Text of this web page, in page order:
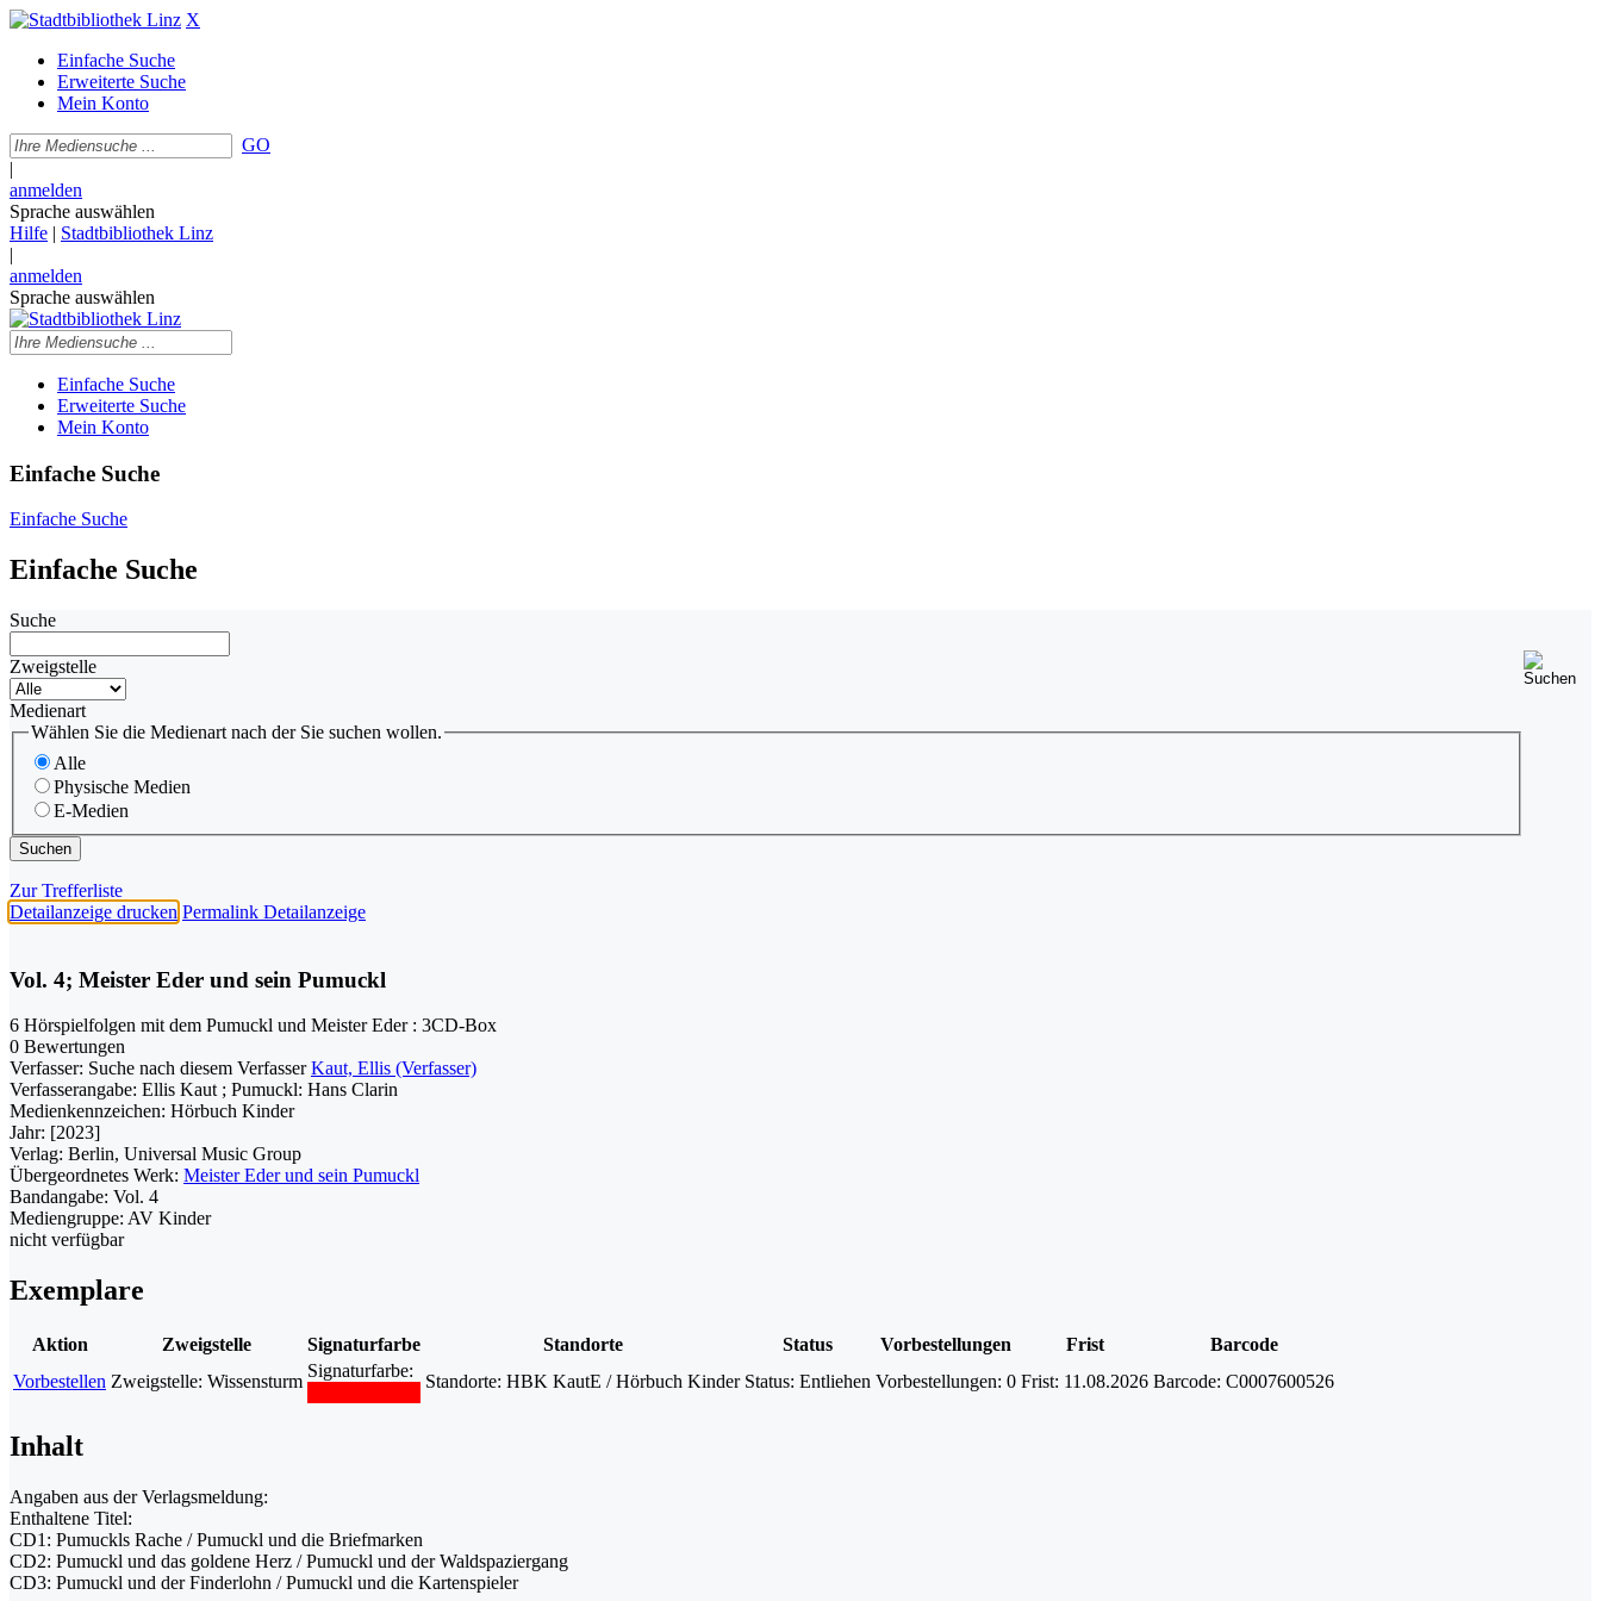
X
Einfache Suche
Erweiterte Suche
Mein Konto
GO
|
anmelden
Sprache auswählen
Hilfe | Stadtbibliothek Linz
|
anmelden
Sprache auswählen
Einfache Suche
Erweiterte Suche
Mein Konto
Einfache Suche
Einfache Suche
Einfache Suche
Suche
Zweigstelle
Medienart
Wählen Sie die Medienart nach der Sie suchen wollen.
Alle
Physische Medien
E-Medien
Zur Trefferliste
Detailanzeige drucken Permalink Detailanzeige
Vol. 4; Meister Eder und sein Pumuckl
6 Hörspielfolgen mit dem Pumuckl und Meister Eder : 3CD-Box
0 Bewertungen
Verfasser: Suche nach diesem Verfasser Kaut, Ellis (Verfasser)
Verfasserangabe: Ellis Kaut ; Pumuckl: Hans Clarin
Medienkennzeichen: Hörbuch Kinder
Jahr: [2023]
Verlag: Berlin, Universal Music Group
Übergeordnetes Werk: Meister Eder und sein Pumuckl
Bandangabe: Vol. 4
Mediengruppe: AV Kinder
nicht verfügbar
Exemplare
Aktion Zweigstelle Signaturfarbe Standorte Status Vorbestellungen Frist
Barcode
Vorbestellen Zweigstelle: Wissensturm
Signaturfarbe:
Standorte: HBK KautE / Hörbuch Kinder Status: Entliehen Vorbestellungen: 0 Frist: 11.08.2026 Barcode: C0007600526
Inhalt
Angaben aus der Verlagsmeldung:
Enthaltene Titel:
CD1: Pumuckls Rache / Pumuckl und die Briefmarken
CD2: Pumuckl und das goldene Herz / Pumuckl und der Waldspaziergang
CD3: Pumuckl und der Finderlohn / Pumuckl und die Kartenspieler